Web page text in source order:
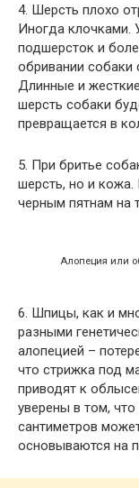
4. Шерсть плохо
Иногда клочками.
подшерсток и
обривании собаки
Длинные и
шерсть собаки
превращается в
5. При бритье
шерсть, но и кожа.
черным пятнам на
Алопеция или
6. Шпицы, как и
разными
алопецией –
что стрижка под
приводят к
уверены в том,
сантиметров
основываются на